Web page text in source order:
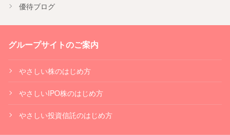
優待ブログ
グループサイトのご案内
やさしい株のはじめ方
やさしいIPO株のはじめ方
やさしい投資信託のはじめ方